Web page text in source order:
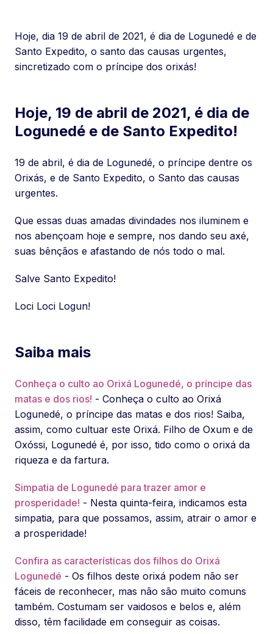
Hoje, dia 19 de abril de 2021, é dia de Logunedé e de
Santo Expedito, o santo das causas urgentes,
sincretizado com o príncipe dos orixás!
Hoje, 19 de abril de 2021, é dia de
Logunedé e de Santo Expedito!
19 de abril, é dia de Logunedé, o príncipe dentre os
Orixás, e de Santo Expedito, o Santo das causas
urgentes.
Que essas duas amadas divindades nos iluminem e
nos abençoam hoje e sempre, nos dando seu axé,
suas bênçãos e afastando de nós todo o mal.
Salve Santo Expedito!
Loci Loci Logun!
Saiba mais
Conheça o culto ao Orixá Logunedé, o príncipe das
matas e dos rios! - Conheça o culto ao Orixá
Logunedé, o príncipe das matas e dos rios! Saiba,
assim, como cultuar este Orixá. Filho de Oxum e de
Oxóssi, Logunedé é, por isso, tido como o orixá da
riqueza e da fartura.
Simpatia de Logunedé para trazer amor e
prosperidade! - Nesta quinta-feira, indicamos esta
simpatia, para que possamos, assim, atrair o amor e
a prosperidade!
Confira as características dos filhos do Orixá
Logunedé - Os filhos deste orixá podem não ser
fáceis de reconhecer, mas não são muito comuns
também. Costumam ser vaidosos e belos e, além
disso, têm facilidade em conseguir as coisas.